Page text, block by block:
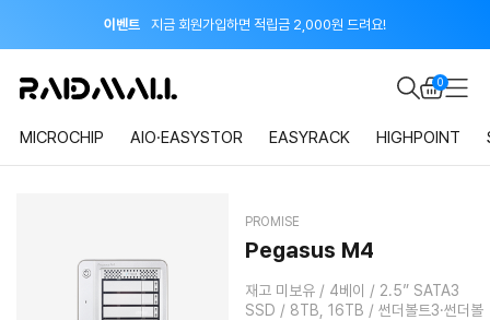
이벤트 지금 회원가입하면 적립금 2,000원 드려요!
공지 0
MICROCHIP AIO·EASYSTOR EASYRACK HIGHPOINT
PROMISE
Pegasus M4
재고 미보유 / 4베이 / 2.5” SATA3
SSD / 8TB, 16TB / 썬더볼트3·썬더볼